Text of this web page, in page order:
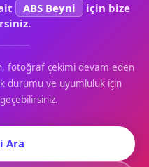
ABS Beyni
için bize
fotoğraf çekimi devam eden
durumu ve uyumluluk için
Ara